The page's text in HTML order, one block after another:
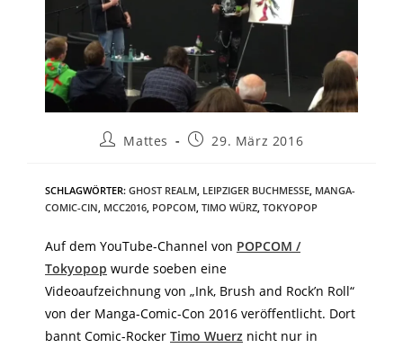
Mattes 29. März 2016
SCHLAGWÖRTER: GHOST REALM LEIPZIGER BUCHMESSE MANGA-
COMIC-CIN MCC2016 POPCOM TIMO WÜRZ TOKYOPOP
Auf dem YouTube-Channel von POPCOM /
Tokyopop wurde soeben eine
Videoaufzeichnung von „Ink, Brush and Rock’n Roll“
von der Manga-Comic-Con 2016 veröffentlicht. Dort
bannt Comic-Rocker Timo Wuerz nicht nur in